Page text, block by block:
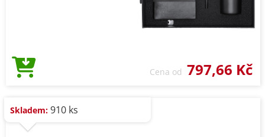
Cena od 797,66 Kč
Skladem: 910 ks